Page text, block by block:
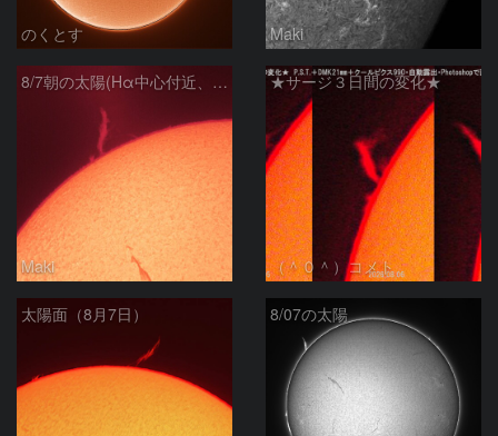
のくとす Maki
8/7朝の太陽(Hα中心付近、プロミネンス)
Maki
★サージ３日間の変化★
（＾０＾）コメト
太陽面（8月7日） 8/07の太陽